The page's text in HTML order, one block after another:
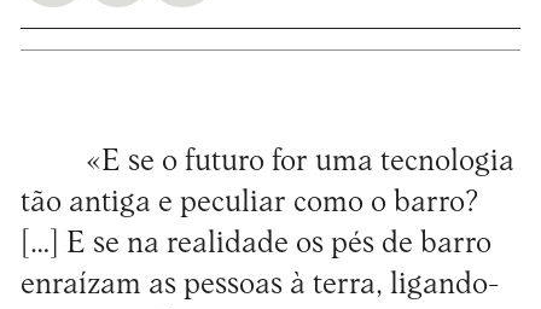
«E se o futuro for uma tecnologia
tão antiga e peculiar como o barro?
[…] E se na realidade os pés de barro
enraízam as pessoas à terra, ligando-